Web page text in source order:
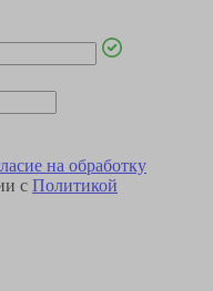
на обработку
с Политикой